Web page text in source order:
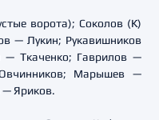
ворота); Соколов (К)
— Лукин; Рукавишников
Ткаченко; Гаврилов —
Марышев —
— Яриков.